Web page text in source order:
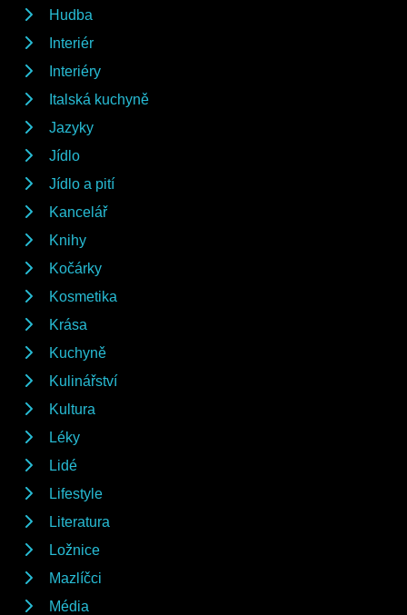
Hudba
Interiér
Interiéry
Italská kuchyně
Jazyky
Jídlo
Jídlo a pití
Kancelář
Knihy
Kočárky
Kosmetika
Krása
Kuchyně
Kulinářství
Kultura
Léky
Lidé
Lifestyle
Literatura
Ložnice
Mazlíčci
Média